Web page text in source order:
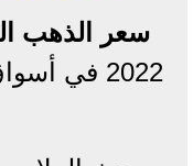
سعر الذهب
2022 في أسواق الصاغة